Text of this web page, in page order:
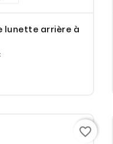
lunette arrière à
favorite_border